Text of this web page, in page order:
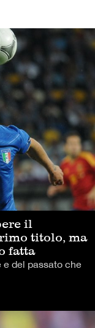
il
titolo, ma
fatta
del passato che